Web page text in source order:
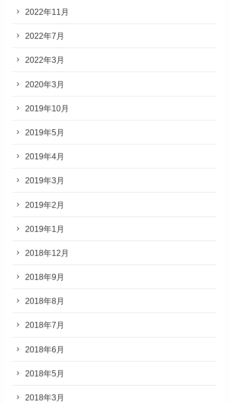
2022年11月
2022年7月
2022年3月
2020年3月
2019年10月
2019年5月
2019年4月
2019年3月
2019年2月
2019年1月
2018年12月
2018年9月
2018年8月
2018年7月
2018年6月
2018年5月
2018年3月